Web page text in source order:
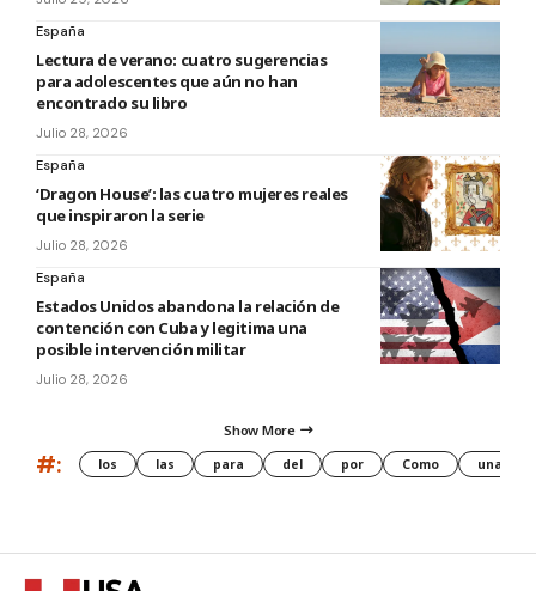
España
Lectura de verano: cuatro sugerencias
para adolescentes que aún no han
encontrado su libro
Julio 28, 2026
España
‘Dragon House’: las cuatro mujeres reales
que inspiraron la serie
Julio 28, 2026
España
Estados Unidos abandona la relación de
contención con Cuba y legitima una
posible intervención militar
Julio 28, 2026
Show More
#: los las para del por Como una